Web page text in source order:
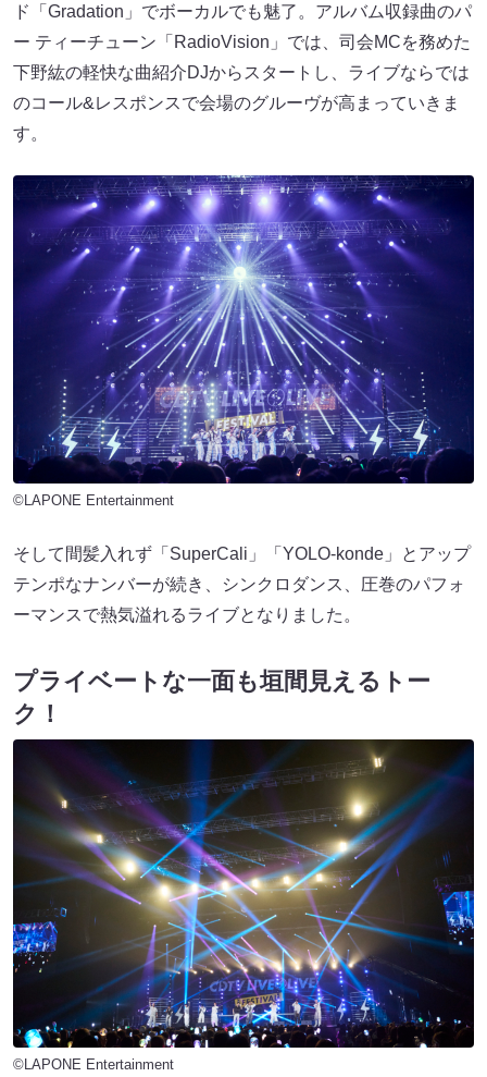
ド「Gradation」でボーカルでも魅了。アルバム収録曲のパ
ー ティーチューン「RadioVision」では、司会MCを務めた
下野紘の軽快な曲紹介DJからスタートし、ライブならでは
のコール&レスポンスで会場のグルーヴが高まっていきま
す。
©LAPONE Entertainment
そして間髪入れず「SuperCali」「YOLO-konde」とアップ
テンポなナンバーが続き、シンクロダンス、圧巻のパフォ
ーマンスで熱気溢れるライブとなりました。
プライベートな一面も垣間見えるトー
ク！
©LAPONE Entertainment